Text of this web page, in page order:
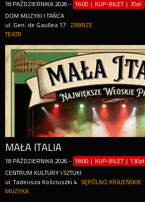
18 PAŹDZIERNIKA 2026 - 16:00 | KUP-BILET | 70zł
DOM MUZYKI I TAŃCA
ul. Gen. de Gaullea 17
ZABRZE
TEATR
MAŁA ITALIA
18 PAŹDZIERNIKA 2026 - 18:00 | KUP-BILET |130zł
CENTRUM KULTURY I SZTUKI
ul. Tadeusza Kościuszki 4
SĘPÓLNO KRAJEŃSKIE
MUZYKA